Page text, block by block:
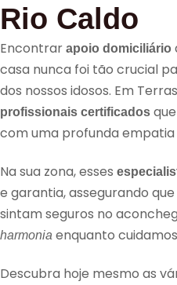
Rio Caldo
Encontrar apoio domiciliário
casa nunca foi tão crucial
dos nossos idosos. Em
profissionais certificados
com uma profunda empatia
Na sua zona, esses
e garantia, assegurando
sintam seguros no
harmonia enquanto
Descubra hoje mesmo as